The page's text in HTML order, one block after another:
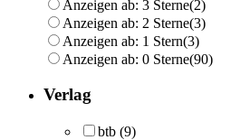
Anzeigen ab: 3 Sterne(2)
Anzeigen ab: 2 Sterne(3)
Anzeigen ab: 1 Stern(3)
Anzeigen ab: 0 Sterne(90)
Verlag
btb (9)